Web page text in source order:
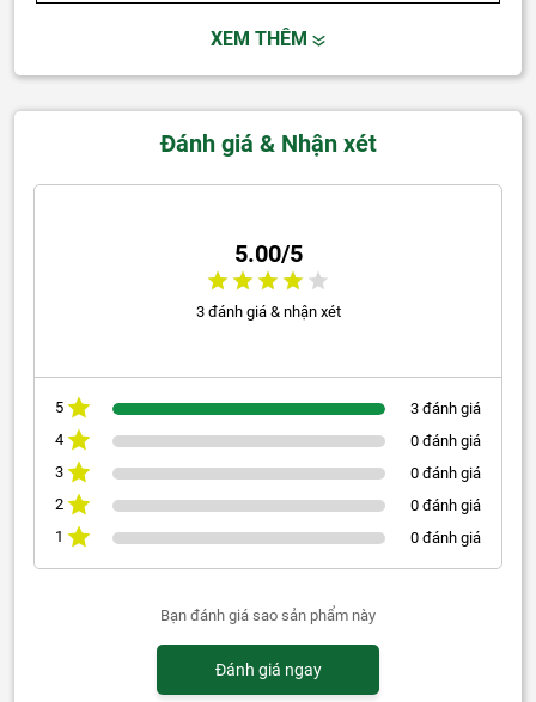
XEM THÊM
Đánh giá & Nhận xét
5.00/5
3 đánh giá & nhận xét
5
3 đánh giá
4
0 đánh giá
3
0 đánh giá
2
0 đánh giá
1
0 đánh giá
Bạn đánh giá sao sản phẩm này
Đánh giá ngay